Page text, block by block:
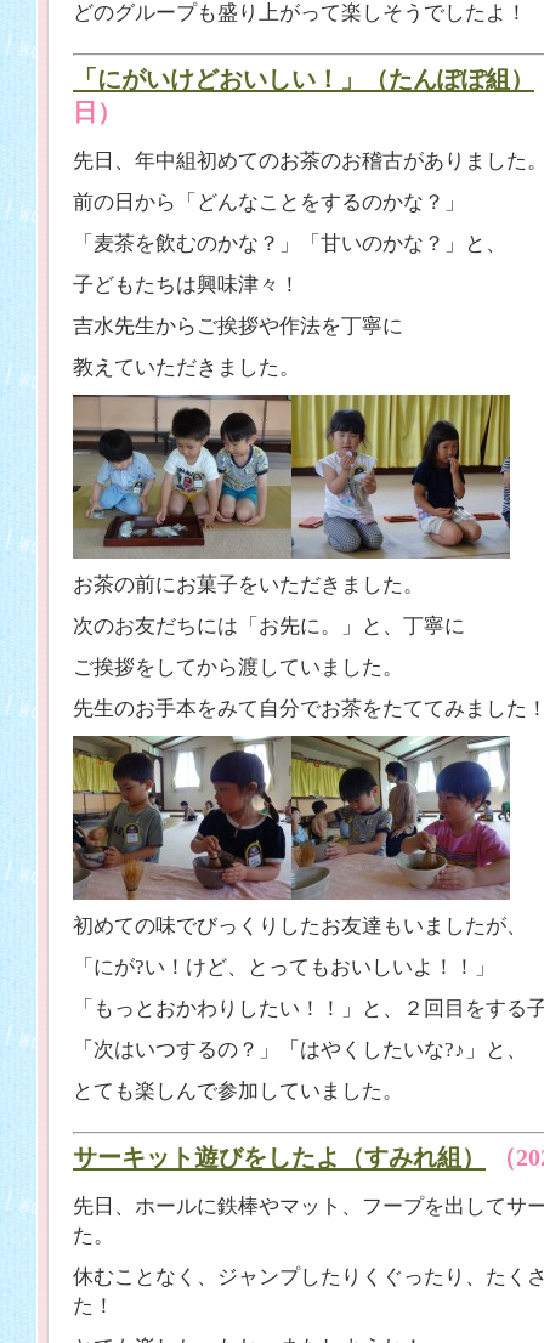
どのグループも盛り上がって楽しそうでしたよ！
「にがいけどおいしい！」（たんぽぽ組）
日）
先日、年中組初めてのお茶のお稽古がありました
前の日から「どんなことをするのかな？」
「麦茶を飲むのかな？」「甘いのかな？」と、
子どもたちは興味津々！
吉水先生からご挨拶や作法を丁寧に
教えていただきました。
お茶の前にお菓子をいただきました。
次のお友だちには「お先に。」と、丁寧に
ご挨拶をしてから渡していました。
先生のお手本をみて自分でお茶をたててみました
初めての味でびっくりしたお友達もいましたが、
「にが?い！けど、とってもおいしいよ！！」
「もっとおかわりしたい！！」と、２回目をする
「次はいつするの？」「はやくしたいな?♪」と、
とても楽しんで参加していました。
サーキット遊びをしたよ（すみれ組） （
先日、ホールに鉄棒やマット、フープを出してサ
た。
休むことなく、ジャンプしたりくぐったり、たく
た！